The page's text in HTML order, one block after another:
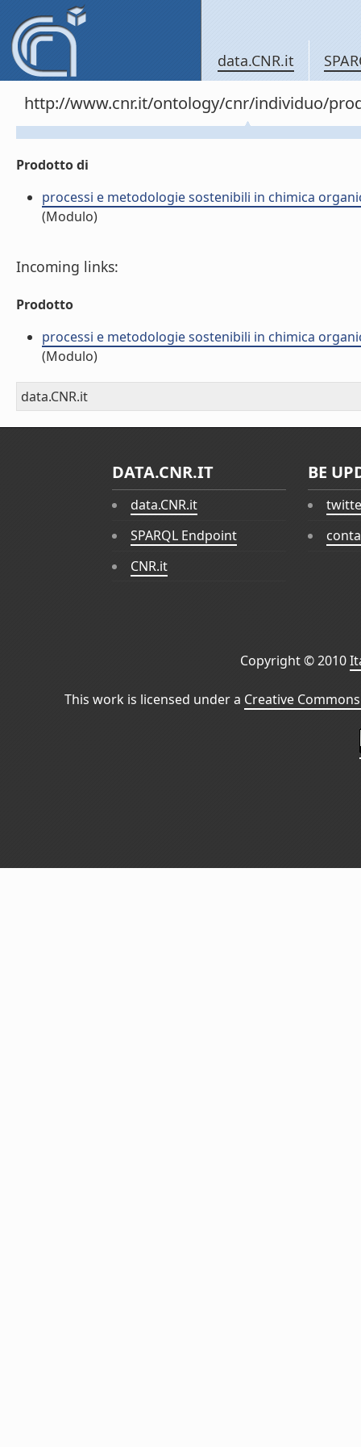
data.CNR.it
http://www.cnr.it/ontology/cnr/individuo/
Prodotto di
processi e metodologie sostenibili in chimica
(Modulo)
Incoming links:
Prodotto
processi e metodologie sostenibili in chimica
(Modulo)
data.CNR.it
DATA.CNR.IT
data.CNR.it
SPARQL Endpoint
CNR.it
BE
Copyright © 2010
This work is licensed under a Creative